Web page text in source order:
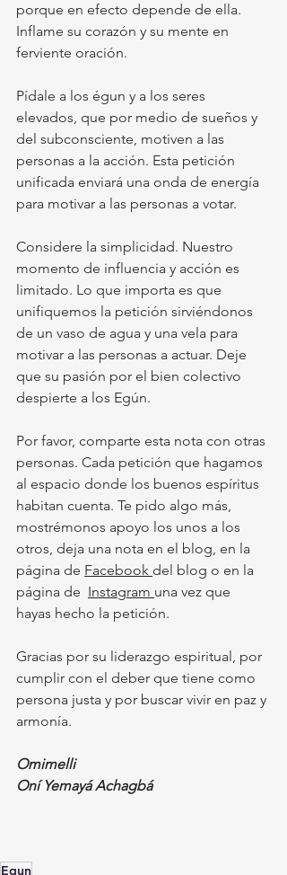
porque en efecto depende de ella.
Inflame su corazón y su mente en
ferviente oración.
Pídale a los égun y a los seres
elevados, que por medio de sueños y
del subconsciente, motiven a las
personas a la acción. Esta petición
unificada enviará una onda de energía
para motivar a las personas a votar.
Considere la simplicidad. Nuestro
momento de influencia y acción es
limitado. Lo que importa es que
unifiquemos la petición sirviéndonos
de un vaso de agua y una vela para
motivar a las personas a actuar. Deje
que su pasión por el bien colectivo
despierte a los Egún.
Por favor, comparte esta nota con otras
personas. Cada petición que hagamos
al espacio donde los buenos espíritus
habitan cuenta. Te pido algo más,
mostrémonos apoyo los unos a los
otros, deja una nota en el blog, en la
página de Facebook del blog o en la
página de Instagram una vez que
hayas hecho la petición.
Gracias por su liderazgo espiritual, por
cumplir con el deber que tiene como
persona justa y por buscar vivir en paz y
armonía.
Omimelli
Oní Yemayá Achagbá
Egun